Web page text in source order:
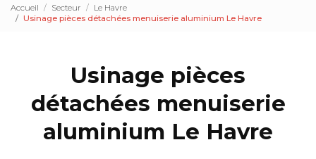
Accueil Secteur
Le Havre
Usinage pièces détachées menuiserie aluminium Le Havre
Usinage pièces
détachées menuiserie
aluminium Le Havre